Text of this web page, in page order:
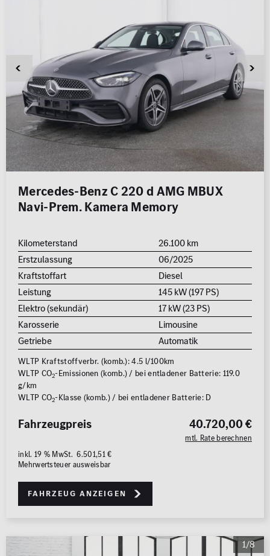
Mercedes-Benz C 220 d AMG MBUX
Navi-Prem. Kamera Memory
Kilometerstand
26.100 km
Erstzulassung
06/2025
Kraftstoffart
Diesel
Leistung
145 kW (197 PS)
Elektro (sekundär)
17 kW (23 PS)
Karosserie
Limousine
Getriebe
Automatik
WLTP Kraftstoffverbr. (komb.): 4.5 l/100km
WLTP CO2-Emissionen (komb.) / bei entladener Batterie: 119.0
g/km
WLTP CO2-Klasse (komb.) / bei entladener Batterie: D
40.720,00 €
mtl. Rate berechnen
Fahrzeugpreis
inkl. 19 % MwSt. 6.501,51 €
Mehrwertsteuer ausweisbar
Fahrzeug anzeigen
1/8